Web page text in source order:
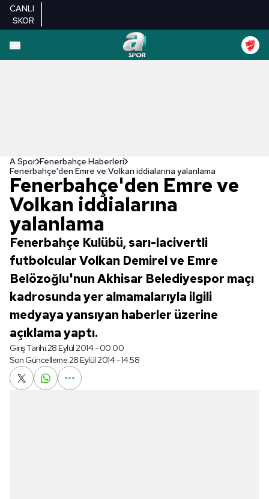
CANLI
SKOR
A Spor Fenerbahçe Haberleri
Fenerbahçe'den Emre ve Volkan iddialarına yalanlama
Fenerbahçe'den Emre ve
Volkan iddialarına
yalanlama
Fenerbahçe Kulübü, sarı-lacivertli
futbolcular Volkan Demirel ve Emre
Belözoğlu'nun Akhisar Belediyespor maçı
kadrosunda yer almamalarıyla ilgili
medyaya yansıyan haberler üzerine
açıklama yaptı.
Giriş Tarihi:28 Eylül 2014 - 00:00
Son Güncelleme:28 Eylül 2014 - 14:58